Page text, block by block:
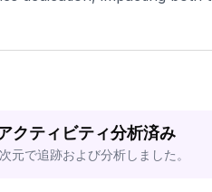
クティビティ分析済み
元で追跡および分析しました。